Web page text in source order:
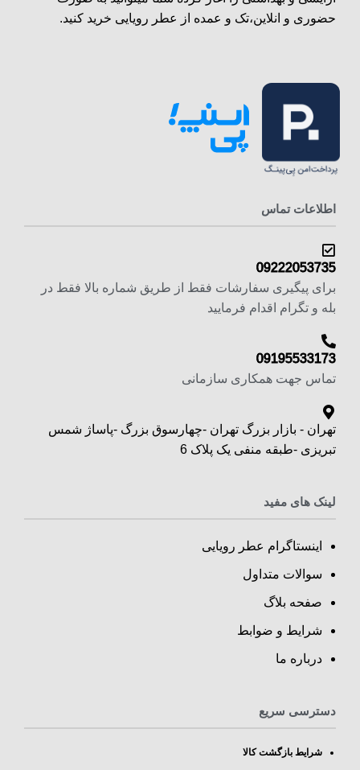
حضوری و انلاین،تک و عمده از عطر رویایی خرید کنید.
اطلاعات تماس
09222053735
برای پیگیری سفارشات فقط از طریق شماره بالا فقط در
بله و تگرام اقدام فرمایید
09195533173
تماس جهت همکاری سازمانی
تهران - بازار بزرگ تهران -چهارسوق بزرگ -پاساژ شمس
تبریزی -طبقه منفی یک پلاک 6
لینک های مفید
اینستاگرام عطر رویایی
سوالات متداول
صفحه بلاگ
شرایط و ضوابط
درباره ما
دسترسی سریع
شرایط بازگشت کالا